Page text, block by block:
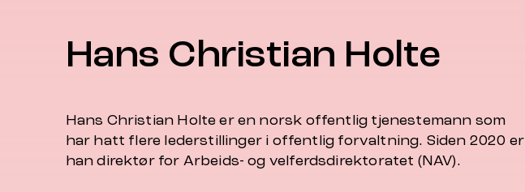
Hans Christian Holte
Hans Christian Holte er en norsk offentlig tjenestemann som
har hatt flere lederstillinger i offentlig forvaltning. Siden 2020 er
han direktør for Arbeids- og velferdsdirektoratet (NAV).